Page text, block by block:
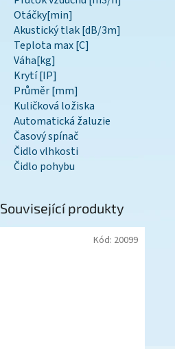
Otáčky[min]
Akustický tlak [dB/3m]
Teplota max [C]
Váha[kg]
Krytí [IP]
Průměr [mm]
Kuličková ložiska
Automatická žaluzie
Časový spínač
Čidlo vlhkosti
Čidlo pohybu
Související produkty
Kód: 20099